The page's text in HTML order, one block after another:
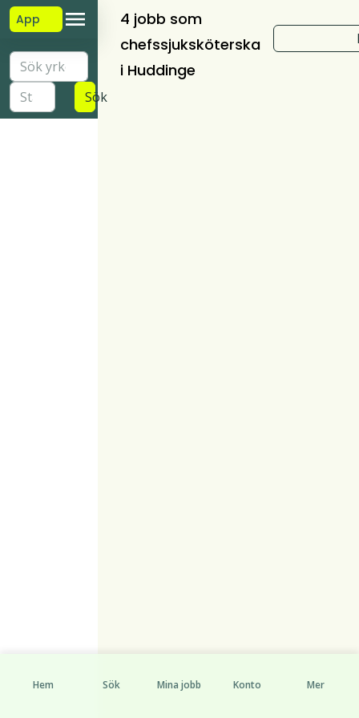
App
Sök
4 jobb som
chefssjuksköterska
i Huddinge
Hem Sök Mina jobb Konto Mer